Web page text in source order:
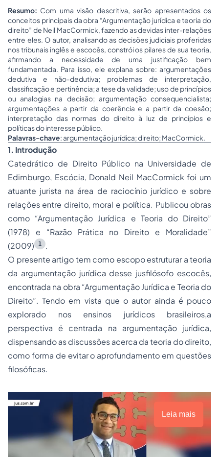
Resumo: Com uma visão descritiva, serão apresentados os
conceitos principais da obra “Argumentação jurídica e teoria do
direito” de Neil MacCormick, fazendo as devidas inter-relações
entre eles. O autor, analisando as decisões judiciais proferidas
nos tribunais inglês e escocês, constrói os pilares de sua teoria,
afirmando a necessidade de uma justificação bem
fundamentada. Para isso, ele explana sobre: argumentações
dedutiva e não-dedutiva; problemas de interpretação,
classificação e pertinência; a tese da validade; uso de princípios
ou analogias na decisão; argumentação consequencialista;
argumentações a partir da coerência e a partir da coesão;
interpretação das normas do direito à luz de princípios e
políticas do interesse público.
Palavras-chave: argumentação jurídica; direito; MacCormick.
1. Introdução
Catedrático de Direito Público na Universidade de
Edimburgo, Escócia, Donald Neil MacCormick foi um
atuante jurista na área de raciocínio jurídico e sobre
relações entre direito, moral e política. Publicou obras
como “Argumentação Jurídica e Teoria do Direito”
(1978) e “Razão Prática no Direito e Moralidade”
(2009)
1
.
O presente artigo tem como escopo estruturar a teoria
da argumentação jurídica desse jusfilósofo escocês,
encontrada na obra “Argumentação Jurídica e Teoria do
Direito”. Tendo em vista que o autor ainda é pouco
explorado nos ensinos jurídicos brasileiros,a
perspectiva é centrada na argumentação jurídica,
dispensando as discussões acerca da teoria do direito,
como forma de evitar o aprofundamento em questões
filosóficas.
Leia mais